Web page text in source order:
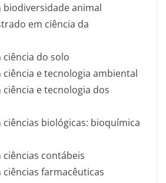
animal
em ciência da
do solo
e tecnologia ambiental
e tecnologia dos
biológicas: bioquímica
contábeis
farmacêuticas